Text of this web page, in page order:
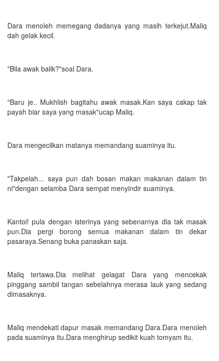
Dara menoleh memegang dadanya yang masih terkejut.Maliq
dah gelak kecil.
"Bila awak balik?"soal Dara.
"Baru je.. Mukhlish bagitahu awak masak.Kan saya cakap tak
payah biar saya yang masak"ucap Maliq.
Dara mengecilkan matanya memandang suaminya itu.
"Takpelah... saya pun dah bosan makan makanan dalam tin
ni"dengan selamba Dara sempat menyindir suaminya.
Kantoi! pula dengan isterinya yang sebenarnya dia tak masak
pun.Dia pergi borong semua makanan dalam tin dekar
pasaraya.Senang buka panaskan saja.
Maliq tertawa.Dia melihat gelagat Dara yang mencekak
pinggang sambil tangan sebelahnya merasa lauk yang sedang
dimasaknya.
Maliq mendekati dapur masak memandang Dara.Dara menoleh
pada suaminya itu.Dara menghirup sedikit kuah tomyam itu.